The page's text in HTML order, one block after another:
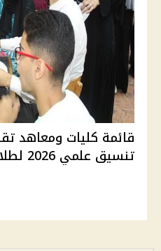
تنسيق علمي 2026 لطلاب الثانوية العام...